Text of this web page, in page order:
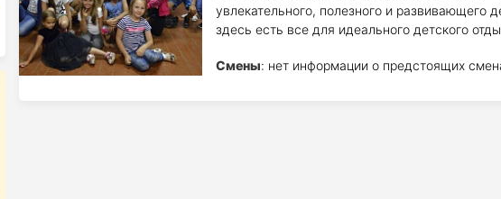
увлекательного, полезного и развивающего
здесь есть все для идеального детского
Смены: нет информации о предстоящих